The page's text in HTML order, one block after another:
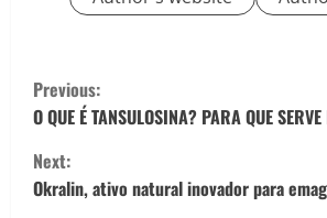
C
o
n
Previous:
O QUE É TANSULOSINA? PARA QUE
Next:
Okralin, ativo natural inovador para